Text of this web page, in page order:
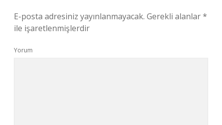
E-posta adresiniz yayınlanmayacak. Gerekli alanlar*
ile işaretlenmişlerdir
Yorum